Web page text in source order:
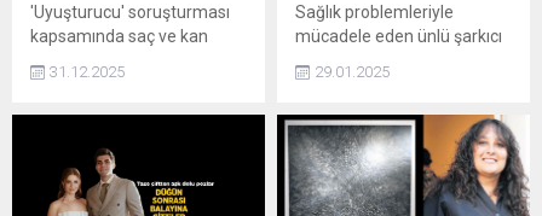
'Uyuşturucu' soruşturması
kapsamında saç ve kan
Güney'in test sonucu pozitif
31.12.2025
Sağlık problemleriyle
mücadele eden ünlü şarkıcı
kaybettiğini sosyal medya
babasının vefat haberini
''Babacığımı kaybettik.
Doyamadım sana babam''
sözleriyle paylaştı.
29.01.2025